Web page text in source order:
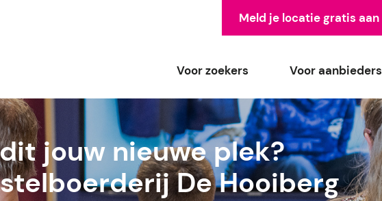
Meld je locatie gratis aan
Voor zoekers Voor aanbieders
jouw nieuwe plek?
De Hooiberg